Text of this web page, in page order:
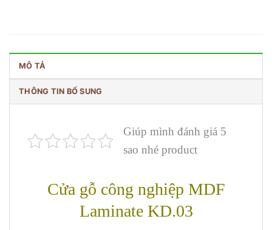
MÔ TẢ
THÔNG TIN BỔ SUNG
Giúp mình đánh giá 5
sao nhé product
Cửa gỗ công nghiệp MDF
Laminate KD.03